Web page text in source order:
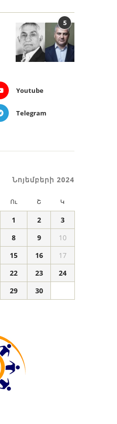
5
Youtube
Telegram
Նոյեմբերի 2024
Ու Շ Կ
1 2
3
8 9
10
15 16
17
22 23
24
29
30